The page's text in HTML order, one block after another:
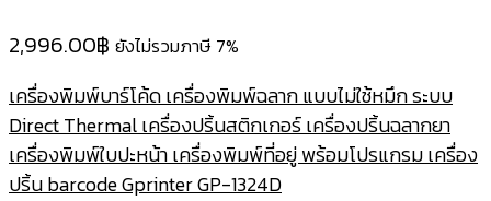
2,996.00฿ ยังไม่รวมภาษี 7%
เครื่องพิมพ์บาร์โค้ด เครื่องพิมพ์ฉลาก แบบไม่ใช้หมึก ระบบ
Direct Thermal เครื่องปริ้นสติกเกอร์ เครื่องปริ้นฉลากยา
เครื่องพิมพ์ใบปะหน้า เครื่องพิมพ์ที่อยู่ พร้อมโปรแกรม เครื่อง
ปริ้น barcode Gprinter GP-1324D